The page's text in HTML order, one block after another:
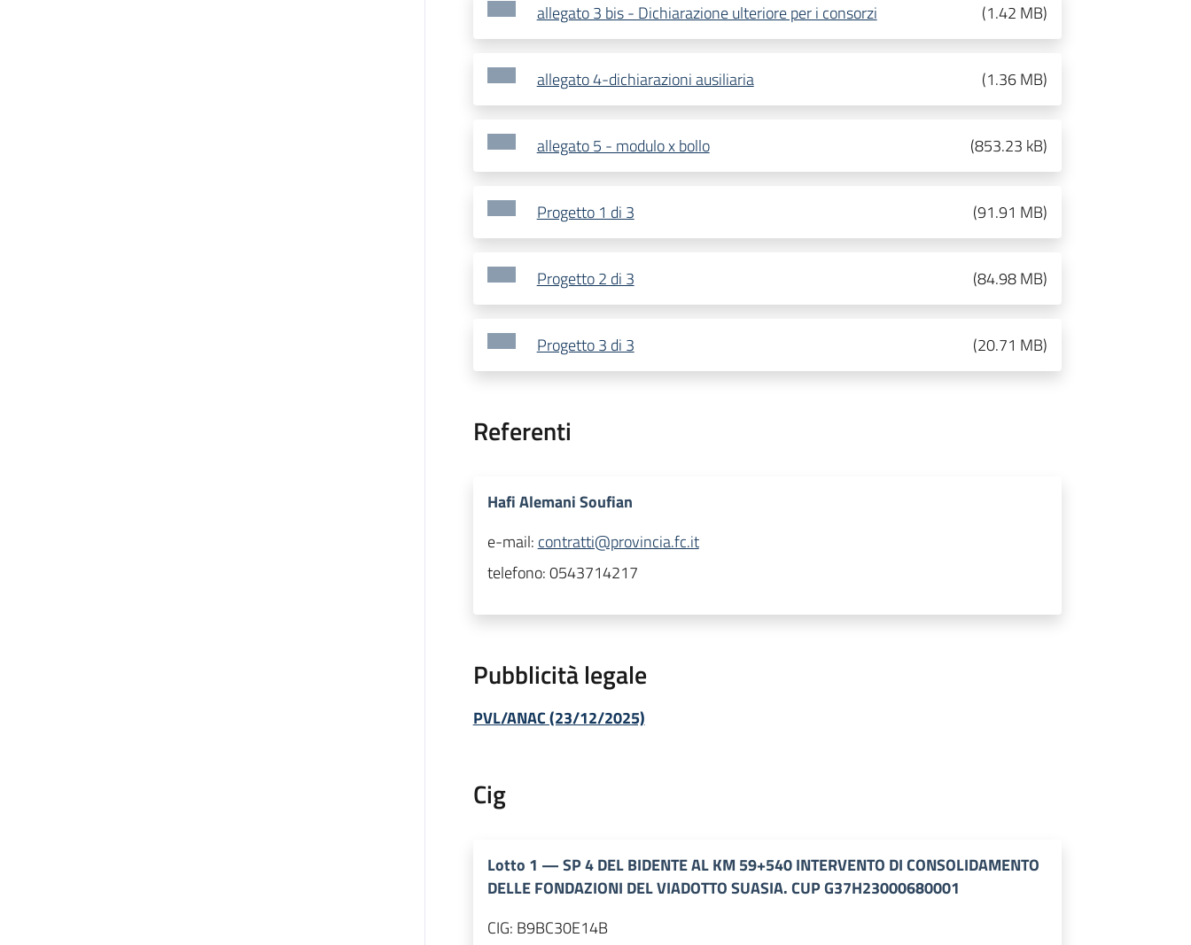
allegato 3 bis - Dichiarazione ulteriore per i consorzi (1.42 MB)
allegato 4-dichiarazioni ausiliaria (1.36 MB)
allegato 5 - modulo x bollo (853.23 kB)
Progetto 1 di 3 (91.91 MB)
Progetto 2 di 3 (84.98 MB)
Progetto 3 di 3 (20.71 MB)
Referenti
Hafi Alemani Soufian
e-mail: contratti@provincia.fc.it
telefono:0543714217
Pubblicità legale
PVL/ANAC (23/12/2025)
Cig
Lotto 1 —SP 4 DEL BIDENTE AL KM 59+540 INTERVENTO DI CONSOLIDAMENTO
DELLE FONDAZIONI DEL VIADOTTO SUASIA. CUP G37H23000680001
CIG: B9BC30E14B